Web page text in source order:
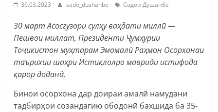
30.03.2023 sado_dushanbe Садои Душанбе
30 март Асосгузори сулҳу ваҳдати миллӣ —
Пешвои миллат, Президенти Ҷумҳурии
Тоҷикистон муҳтарам Эмомалӣ Раҳмон Осорхонаи
таърихии шаҳри Истиқлолро мавриди истифода
қарор доданд.
Бинои осорхона дар доираи амалӣ намудани
тадбирҳои созандагию ободонӣ бахшида ба 35-